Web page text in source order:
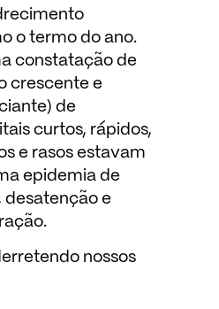
o termo do ano.
constatação de
crescente e
de
curtos, rápidos,
e rasos estavam
epidemia de
e
nossos